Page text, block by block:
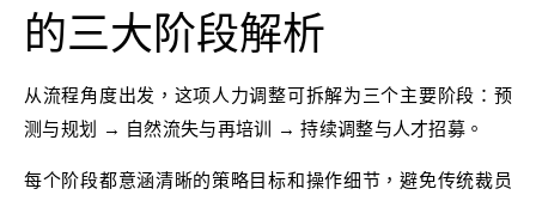
的三大阶段解析
从流程角度出发，这项人力调整可拆解为三个主要阶段：预
测与规划 → 自然流失与再培训 → 持续调整与人才招募。
每个阶段都意涵清晰的策略目标和操作细节，避免传统裁员